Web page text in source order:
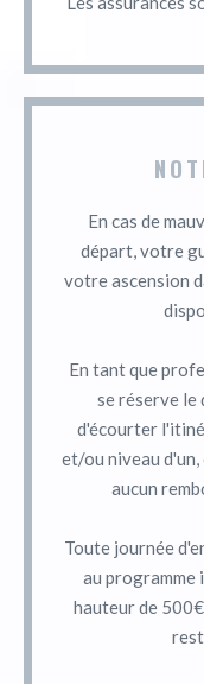
En cas de
départ, votre
votre ascension
En tant que
se réserve le
d'écourter
et/ou niveau d'un,
aucun
Toute journée
au programme
hauteur de